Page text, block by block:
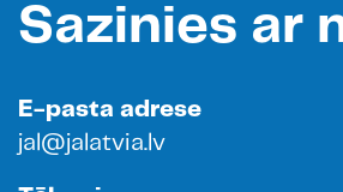
Sazinies ar
E-pasta adrese
jal@jalatvia.lv